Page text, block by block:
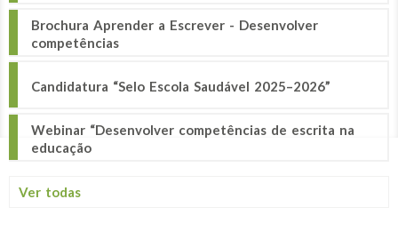
Brochura Aprender a Escrever - Desenvolver
competências
Candidatura “Selo Escola Saudável 2025–2026”
Webinar “Desenvolver competências de escrita na
educação
Ver todas